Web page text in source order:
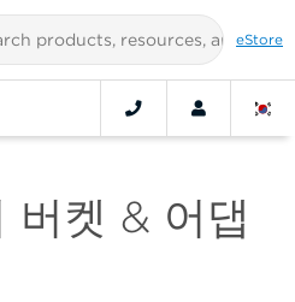
eStore
버켓 & 어댑